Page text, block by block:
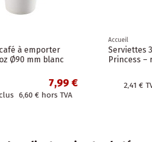
Set de vaisselle jetable - 50
assiettes en carton, couverts en
13,31 € TVA inclus